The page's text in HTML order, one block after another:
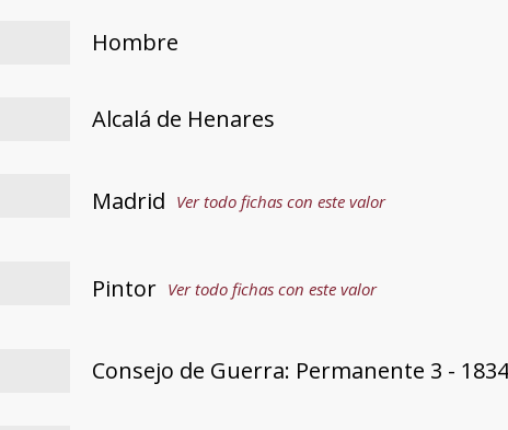
Hombre
Alcalá de Henares
Madrid Ver todo fichas con este valor
Pintor Ver todo fichas con este valor
Consejo de Guerra: Permanente 3 -